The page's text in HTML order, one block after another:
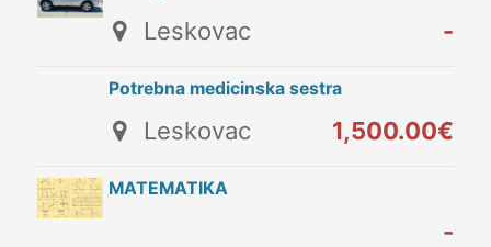
Leskovac -
Potrebna medicinska sestra
Leskovac 1,500.00€
MATEMATIKA
-